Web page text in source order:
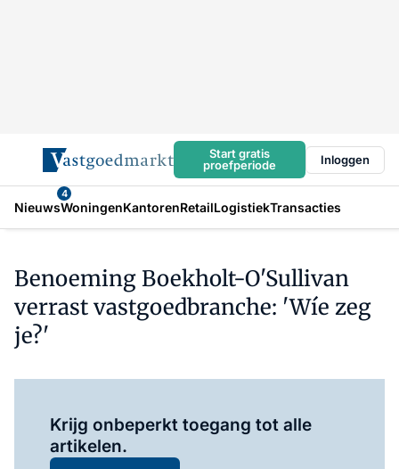
Start gratis
proefperiode
Inloggen
Nieuws
4
WoningenKantorenRetailLogistiekTransacties
Benoeming Boekholt-O'Sullivan
verrast vastgoedbranche: 'Wíe zeg
je?'
Krijg onbeperkt toegang tot alle
artikelen.